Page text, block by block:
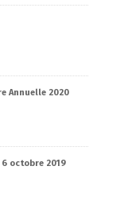
Annuelle 2020
octobre 2019